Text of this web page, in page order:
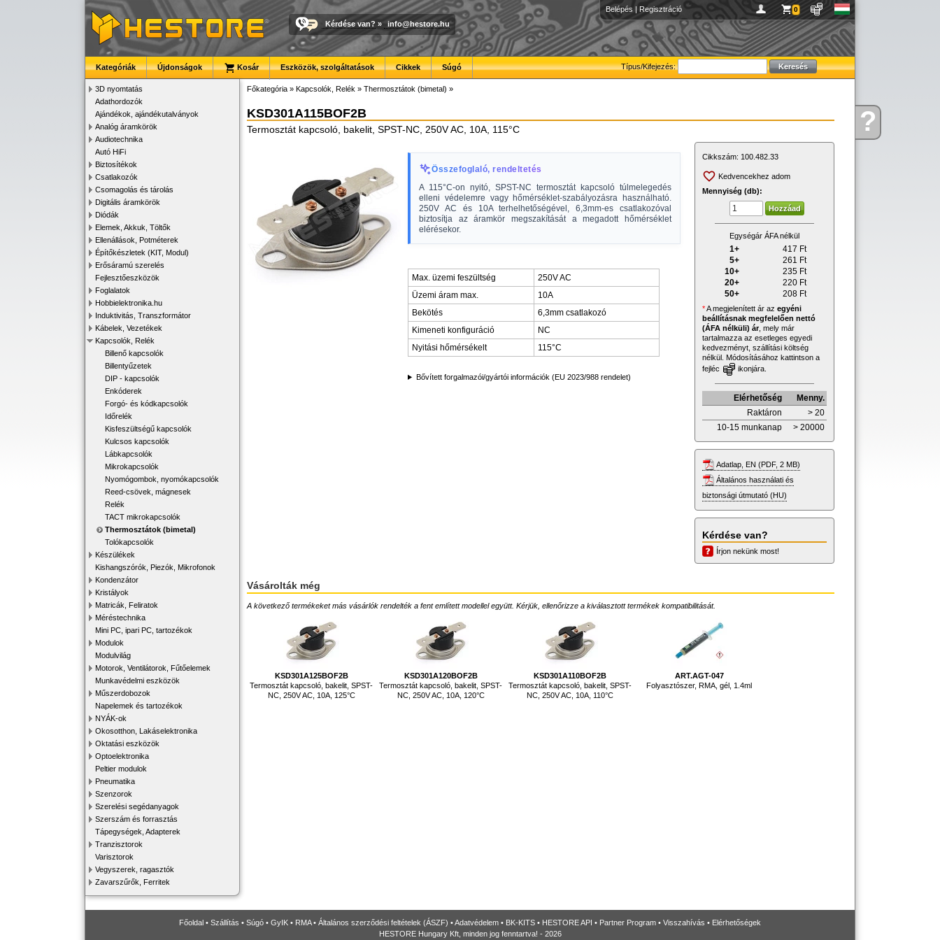
Kérdése?
Belépés | Regisztráció 0
Kérdése van? » info@hestore.hu
Típus/Kifejezés:
Kategóriák Újdonságok Kosár Eszközök, szolgáltatások Cikkek Súgó
3D nyomtatás
Adathordozók
Ajándékok, ajándékutalványok
Analóg áramkörök
Audiotechnika
Autó HiFi
Biztosítékok
Csatlakozók
Csomagolás és tárolás
Digitális áramkörök
Diódák
Elemek, Akkuk, Töltők
Ellenállások, Potméterek
Építőkészletek (KIT, Modul)
Erősáramú szerelés
Fejlesztőeszközök
Foglalatok
Hobbielektronika.hu
Induktivitás, Transzformátor
Kábelek, Vezetékek
Kapcsolók, Relék
Billenő kapcsolók
Billentyűzetek
DIP - kapcsolók
Enkóderek
Forgó- és kódkapcsolók
Időrelék
Kisfeszültségű kapcsolók
Kulcsos kapcsolók
Lábkapcsolók
Mikrokapcsolók
Nyomógombok, nyomókapcsolók
Reed-csövek, mágnesek
Relék
TACT mikrokapcsolók
Thermosztátok (bimetal)
Tolókapcsolók
Készülékek
Kishangszórók, Piezók, Mikrofonok
Kondenzátor
Kristályok
Matricák, Feliratok
Méréstechnika
Mini PC, ipari PC, tartozékok
Modulok
Modulvilág
Motorok, Ventilátorok, Fűtőelemek
Munkavédelmi eszközök
Műszerdobozok
Napelemek és tartozékok
NYÁK-ok
Okosotthon, Lakáselektronika
Oktatási eszközök
Optoelektronika
Peltier modulok
Pneumatika
Szenzorok
Szerelési segédanyagok
Szerszám és forrasztás
Tápegységek, Adapterek
Tranzisztorok
Varisztorok
Vegyszerek, ragasztók
Zavarszűrők, Ferritek
Főkategória » Kapcsolók, Relék » Thermosztátok (bimetal) »
KSD301A115BOF2B
Termosztát kapcsoló, bakelit, SPST-NC, 250V AC, 10A, 115°C
Összefoglaló, rendeltetés
A 115°C-on nyitó, SPST-NC termosztát kapcsoló túlmelegedés
elleni védelemre vagy hőmérséklet-szabályozásra használható.
250V AC és 10A terhelhetőségével, 6,3mm-es csatlakozóval
biztosítja az áramkör megszakítását a megadott hőmérséklet
elérésekor.
Max. üzemi feszültség
250V AC
Üzemi áram max.
10A
Bekötés
6,3mm csatlakozó
Kimeneti konfiguráció
NC
Nyitási hőmérsékelt
115°C
Bővített forgalmazói/gyártói információk (EU 2023/988 rendelet)
Cikkszám: 100.482.33
Kedvencekhez adom
Mennyiség (db):
Egységár ÁFA nélkül
1+ 417 Ft
5+
261 Ft
10+
235 Ft
20+
220 Ft
50+
208 Ft
*A megjelenített ár az egyéni
beállításnak megfelelően nettó
(ÁFA nélküli) ár, mely már
tartalmazza az esetleges egyedi
kedvezményt, szállítási költség
nélkül. Módosításához kattintson a
fejléc
ikonjára.
Elérhetőség
Menny.
Raktáron
> 20
10-15 munkanap
> 20000
Adatlap, EN (PDF, 2 MB)
Általános használati és
biztonsági útmutató (HU)
Kérdése van?
Írjon nekünk most!
Vásárolták még
A következő termékeket más vásárlók rendelték a fent említett modellel együtt. Kérjük, ellenőrizze a kiválasztott termékek kompatibilitását.
KSD301A125BOF2B
Termosztát kapcsoló, bakelit, SPST-
NC, 250V AC, 10A, 125°C
KSD301A120BOF2B
Termosztát kapcsoló, bakelit, SPST-
NC, 250V AC, 10A, 120°C
KSD301A110BOF2B
Termosztát kapcsoló, bakelit, SPST-
NC, 250V AC, 10A, 110°C
ART.AGT-047
Folyasztószer, RMA, gél, 1.4ml
Főoldal • Szállítás • Súgó • GyIK • RMA• Általános szerződési feltételek (ÁSZF) •Adatvédelem • BK-KITS • HESTORE API • Partner Program • Visszahívás • Elérhetőségek
HESTORE Hungary Kft, minden jog fenntartva! - 2026